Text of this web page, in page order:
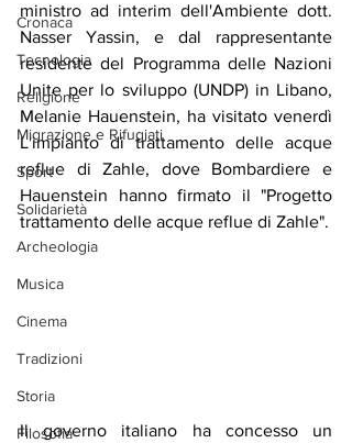
Cronaca
Tecnologia
Religione
Migrazione e Rifugiati
Sport
Solidarietà
Archeologia
Musica
Cinema
Tradizioni
Storia
Filosofia
ministro ad interim dell'Ambiente dott.
Nasser Yassin, e dal rappresentante
residente del Programma delle Nazioni
Unite per lo sviluppo (UNDP) in Libano,
Melanie Hauenstein, ha visitato venerdì
L'impianto di trattamento delle acque
reflue di Zahle, dove Bombardiere e
Hauenstein hanno firmato il "Progetto
trattamento delle acque reflue di Zahle".
Il governo italiano ha concesso un